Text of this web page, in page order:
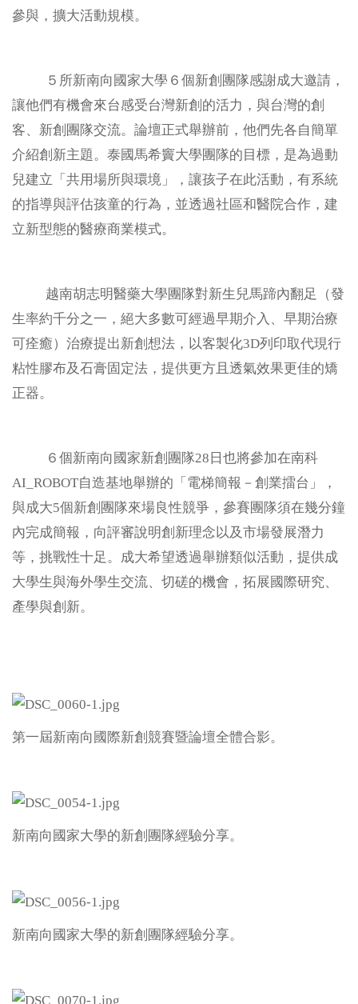
參與，擴大活動規模。
５所新南向國家大學６個新創團隊感謝成大邀請，
讓他們有機會來台感受台灣新創的活力，與台灣的創
客、新創團隊交流。論壇正式舉辦前，他們先各自簡單
介紹創新主題。泰國馬希竇大學團隊的目標，是為過動
兒建立「共用場所與環境」，讓孩子在此活動，有系統
的指導與評估孩童的行為，並透過社區和醫院合作，建
立新型態的醫療商業模式。
越南胡志明醫藥大學團隊對新生兒馬蹄內翻足（發
生率約千分之一，絕大多數可經過早期介入、早期治療
可痊癒）治療提出新創想法，以客製化3D列印取代現行
粘性膠布及石膏固定法，提供更方且透氣效果更佳的矯
正器。
６個新南向國家新創團隊28日也將參加在南科
AI_ROBOT自造基地舉辦的「電梯簡報－創業擂台」，
與成大5個新創團隊來場良性競爭，參賽團隊須在幾分鐘
內完成簡報，向評審說明創新理念以及市場發展潛力
等，挑戰性十足。成大希望透過舉辦類似活動，提供成
大學生與海外學生交流、切磋的機會，拓展國際研究、
產學與創新。
第一屆新南向國際新創競賽暨論壇全體合影。
新南向國家大學的新創團隊經驗分享。
新南向國家大學的新創團隊經驗分享。